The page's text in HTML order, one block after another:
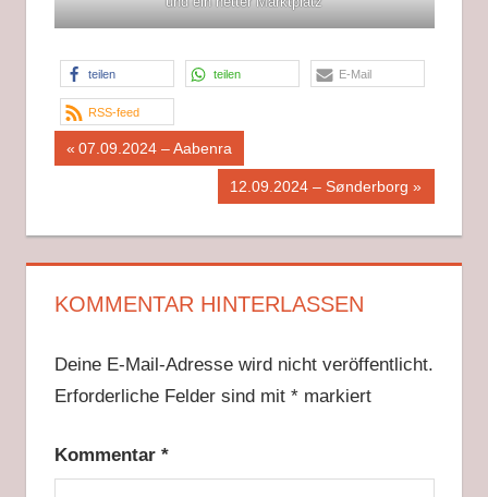
teilen teilen E-Mail
RSS-feed
Beitragsnavigation
Vorheriger
07.09.2024 – Aabenra
Nächster
12.09.2024 – Sønderborg
KOMMENTAR HINTERLASSEN
Deine E-Mail-Adresse wird nicht veröffentlicht.
Erforderliche Felder sind mit *markiert
Kommentar *